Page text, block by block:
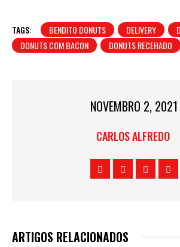
TAGS: BENDITO DONUTS DELIVERY
DONUTS COM BACON
DONUTS RECEHADO
NOVEMBRO 2, 2021
CARLOS ALFREDO
ARTIGOS RELACIONADOS